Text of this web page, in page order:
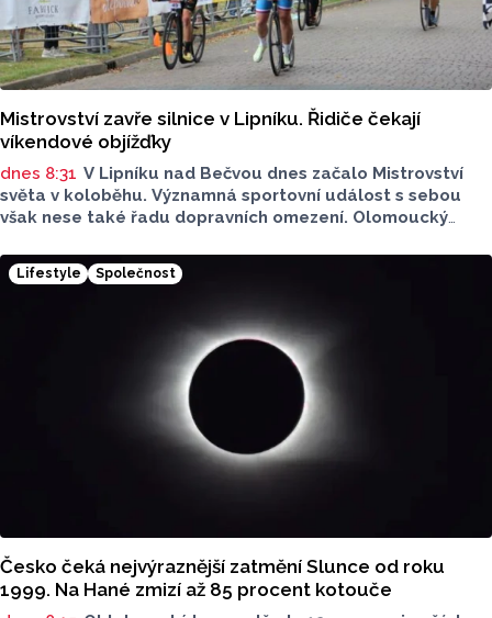
Mistrovství zavře silnice v Lipníku. Řidiče čekají
víkendové objížďky
dnes 8:31 V Lipníku nad Bečvou dnes začalo Mistrovství
světa v koloběhu. Významná sportovní událost s sebou
však nese také řadu dopravních omezení. Olomoucký
si dát pozor?
Lifestyle Společnost
Česko čeká nejvýraznější zatmění Slunce od roku
1999. Na Hané zmizí až 85 procent kotouče